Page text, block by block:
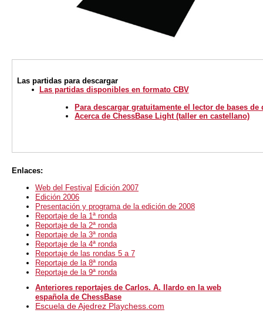
Las partidas para descargar
Las partidas disponibles en formato CBV
Para descargar gratuitamente el lector de bases de
Acerca de ChessBase Light (taller en castellano)
Enlaces:
Web del Festival Edición 2007
Edición 2006
Presentación y programa de la edición de 2008
Reportaje de la 1ª ronda
Reportaje de la 2ª ronda
Reportaje de la 3ª ronda
Reportaje de la 4ª ronda
Reportaje de las rondas 5 a 7
Reportaje de la 8ª ronda
Reportaje de la 9ª ronda
Anteriores reportajes de Carlos. A. Ilardo en la web
española de ChessBase
Escuela de Ajedrez Playchess.com